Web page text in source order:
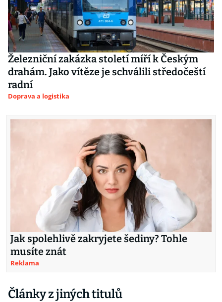
Železniční zakázka století míří k Českým
drahám. Jako vítěze je schválili středočeští
radní
Doprava a logistika
Jak spolehlivě zakryjete šediny? Tohle
musíte znát
Reklama
Články z jiných titulů